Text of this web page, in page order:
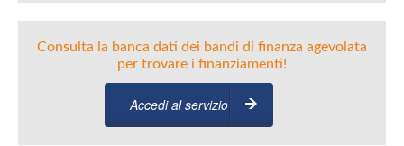
Consulta la banca dati dei bandi di finanza agevolata
per trovare i finanziamenti!
Accedi al servizio